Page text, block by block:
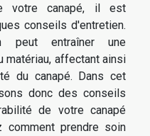
votre canapé, il est
conseils d'entretien.
peut entraîner une
matériau, affectant ainsi
du canapé. Dans cet
donc des conseils
de votre canapé
comment prendre soin